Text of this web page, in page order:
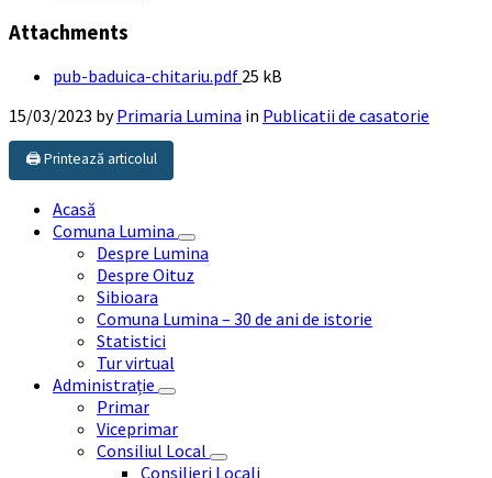
Attachments
pub-baduica-chitariu.pdf File
25 kB
15/03/2023 byPrimaria Lumina in Publicatii de casatorie
🖨️ Printează articolul
Acasă
Comuna Lumina
Despre Lumina
Despre Oituz
Sibioara
Comuna Lumina – 30 de ani de istorie
Statistici
Tur virtual
Administrație
Primar
Viceprimar
Consiliul Local
Consilieri Locali